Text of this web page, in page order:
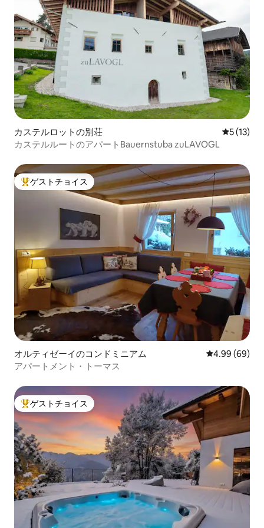
カステルロットの別荘 レビュー
5 (13)
カステルルートのアパートBauernstuba zuLAVOGL
大好評のゲストチョイスです。
ゲストチョイス
オルティゼーイのコンドミニアム レビュー69件
4.99 (69)
アパートメント・トーマス
大好評のゲストチョイスです。
ゲストチョイス